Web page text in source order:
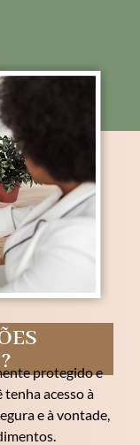
protegido e
acesso à
e à vontade,